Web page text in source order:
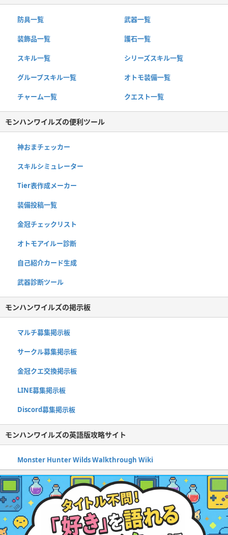
防具一覧 武器一覧
装飾品一覧 護石一覧
スキル一覧 シリーズスキル一覧
グループスキル一覧 オトモ装備一覧
チャーム一覧 クエスト一覧
モンハンワイルズの便利ツール
神おまチェッカー
スキルシミュレーター
Tier表作成メーカー
装備投稿一覧
金冠チェックリスト
オトモアイルー診断
自己紹介カード生成
武器診断ツール
モンハンワイルズの掲示板
マルチ募集掲示板
サークル募集掲示板
金冠クエ交換掲示板
LINE募集掲示板
Discord募集掲示板
モンハンワイルズの英語版攻略サイト
Monster Hunter Wilds Walkthrough Wiki